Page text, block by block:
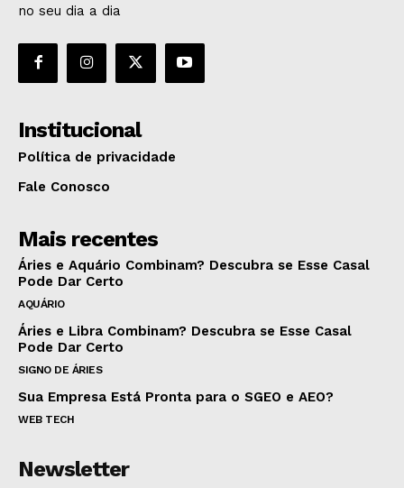
no seu dia a dia
Institucional
Política de privacidade
Fale Conosco
Mais recentes
Áries e Aquário Combinam? Descubra se Esse Casal
Pode Dar Certo
AQUÁRIO
Áries e Libra Combinam? Descubra se Esse Casal
Pode Dar Certo
SIGNO DE ÁRIES
Sua Empresa Está Pronta para o SGEO e AEO?
WEB TECH
Newsletter